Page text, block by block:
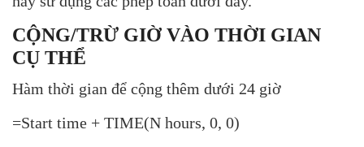
CỘNG/TRỪ GIỜ VÀO THỜI GIAN
CỤ THỂ
Hàm thời gian để cộng thêm dưới 24 giờ
=Start time + TIME(N hours, 0, 0)